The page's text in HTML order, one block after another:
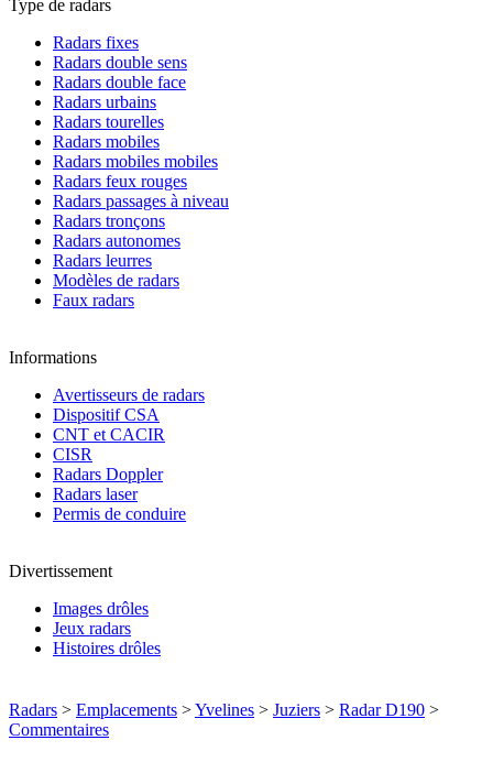
Type de radars
Radars fixes
Radars double sens
Radars double face
Radars urbains
Radars tourelles
Radars mobiles
Radars mobiles mobiles
Radars feux rouges
Radars passages à niveau
Radars tronçons
Radars autonomes
Radars leurres
Modèles de radars
Faux radars
Informations
Avertisseurs de radars
Dispositif CSA
CNT et CACIR
CISR
Radars Doppler
Radars laser
Permis de conduire
Divertissement
Images drôles
Jeux radars
Histoires drôles
Radars > Emplacements >Yvelines > Juziers > Radar D190 >
Commentaires